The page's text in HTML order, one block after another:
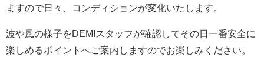
ますので日々、コンディションが変化いたします。
波や風の様子をDEMIスタッフが確認してその日一番安全に
楽しめるポイントへご案内しますのでお楽しみください。